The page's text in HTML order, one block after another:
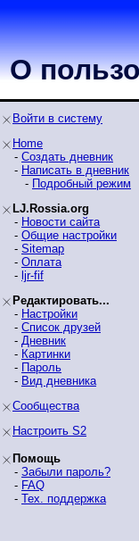
О
Войти в систему
Home
- Создать дневник
- Написать в дневник
- Подробный режим
LJ.Rossia.org
- Новости сайта
- Общие настройки
- Sitemap
- Оплата
- ljr-fif
Редактировать...
- Настройки
- Список друзей
- Дневник
- Картинки
- Пароль
- Вид дневника
Сообщества
Настроить S2
Помощь
- Забыли пароль?
- FAQ
- Тех. поддержка